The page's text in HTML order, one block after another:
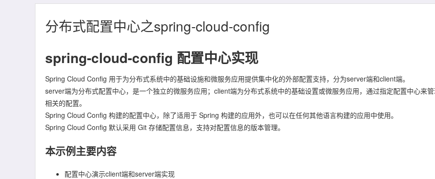
分布式配置中心之spring-cloud-config
spring-cloud-config 配置中心实现
Spring Cloud Config 用于为分布式系统中的基础设施和微服务应用提供集中化的外部配置支持，分为server端和client端。
server端为分布式配置中心，是一个独立的微服务应用；client端为分布式系统中的基础设置或微服务应用，通过指定配置中心来
相关的配置。
Spring Cloud Config 构建的配置中心，除了适用于 Spring 构建的应用外，也可以在任何其他语言构建的应用中使用。
Spring Cloud Config 默认采用 Git 存储配置信息，支持对配置信息的版本管理。
本示例主要内容
配置中心演示client端和server端实现